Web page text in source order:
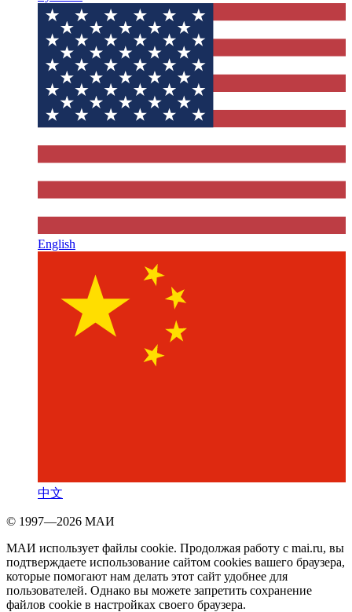
English
中文
© 1997—2026 МАИ
МАИ использует файлы cookie. Продолжая работу с mai.ru, вы
подтверждаете использование сайтом cookies вашего браузера,
которые помогают нам делать этот сайт удобнее для
пользователей. Однако вы можете запретить сохранение
файлов cookie в настройках своего браузера.